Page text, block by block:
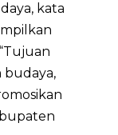
kata
budaya,